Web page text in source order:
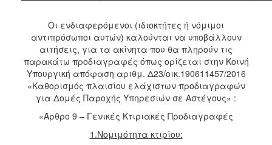
Οι ενδιαφερόμενοι (ιδιοκτήτες ή νόμιμοι
αντιπρόσωποι αυτών) καλούνται να υποβάλλουν
αιτήσεις, για τα ακίνητα που θα πληρούν τις
παρακάτω προδιαγραφές όπως ορίζεται στην Κοινή
Υπουργική απόφαση αριθμ. Δ23/οικ.190611457/2016
«Καθορισμός πλαισίου ελάχιστων προδιαγραφών
για Δομές Παροχής Υπηρεσιών σε Αστέγους» :
«Άρθρο 9 – Γενικές Κτιριακές Προδιαγραφές
1.Νομιμότητα κτιρίου: